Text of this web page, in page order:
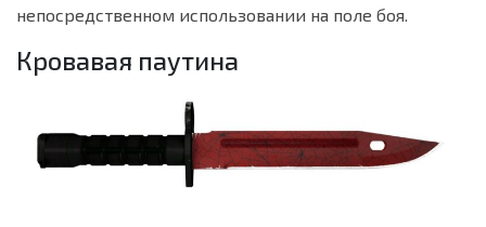
непосредственном использовании на поле боя.
Кровавая паутина